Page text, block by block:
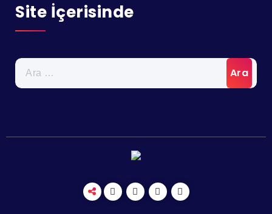
Site İçerisinde
Arama: